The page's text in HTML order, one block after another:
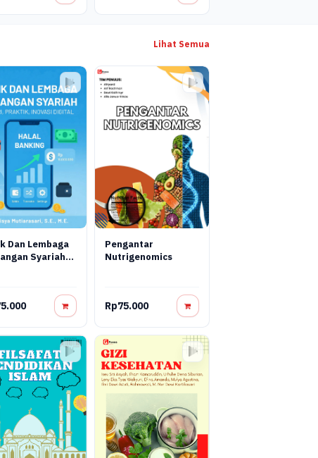
Lihat Semua
Dan Lembaga
Syariah
Pengantar
Nutrigenomics
Rp75.000